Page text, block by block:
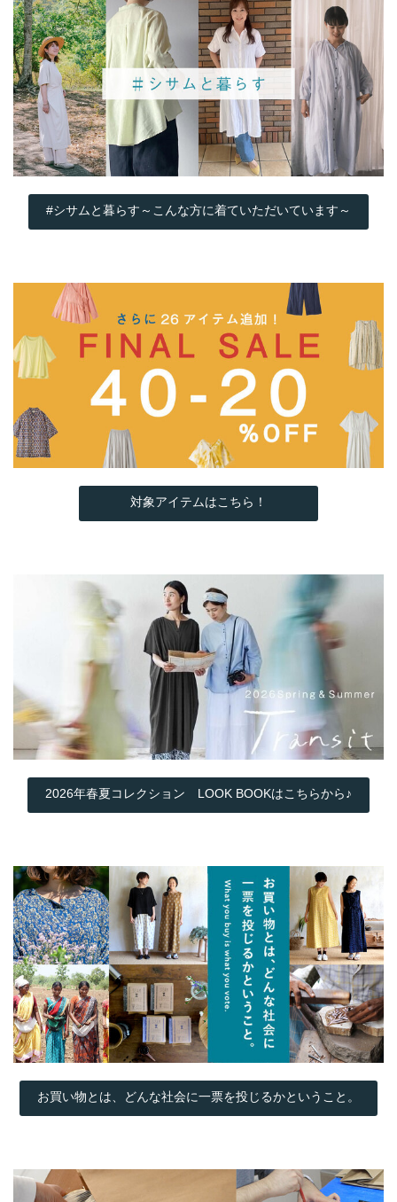
#シサムと暮らす～こんな方に着ていただいています～
対象アイテムはこちら！
2026年春夏コレクション LOOK BOOKはこちらから♪
お買い物とは、どんな社会に一票を投じるかということ。